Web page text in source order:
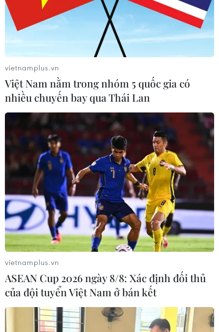
#đội tuyển Việt Nam
#vòng loại thứ ba World Cup 2022
#đội tuyển Nhật Bản
#Takumi Minamino
#Park Hang-seo
TP. Hà Nội
Theo dõi VietnamPlus
TIN LIÊN QUAN
vietnamplus.vn
Việt Nam nằm trong nhóm 5 quốc gia có
nhiều chuyến bay qua Thái Lan
vietnamplus.vn
ASEAN Cup 2026 ngày 8/8: Xác định đối thủ
của đội tuyển Việt Nam ở bán kết